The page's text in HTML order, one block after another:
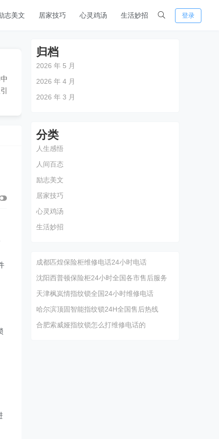
志美文 居家技巧 心灵鸡汤 生活妙招 登录
归档
2026 年 5 月
2026 年 4 月
2026 年 3 月
分类
人生感悟
人间百态
励志美文
居家技巧
心灵鸡汤
生活妙招
成都匹煌保险柜维修电话24小时电话
沈阳西普顿保险柜24小时全国各市售后服务
天津枫岚情指纹锁全国24小时维修电话
哈尔滨顶固智能指纹锁24H全国售后热线
合肥索威娅指纹锁怎么打维修电话的